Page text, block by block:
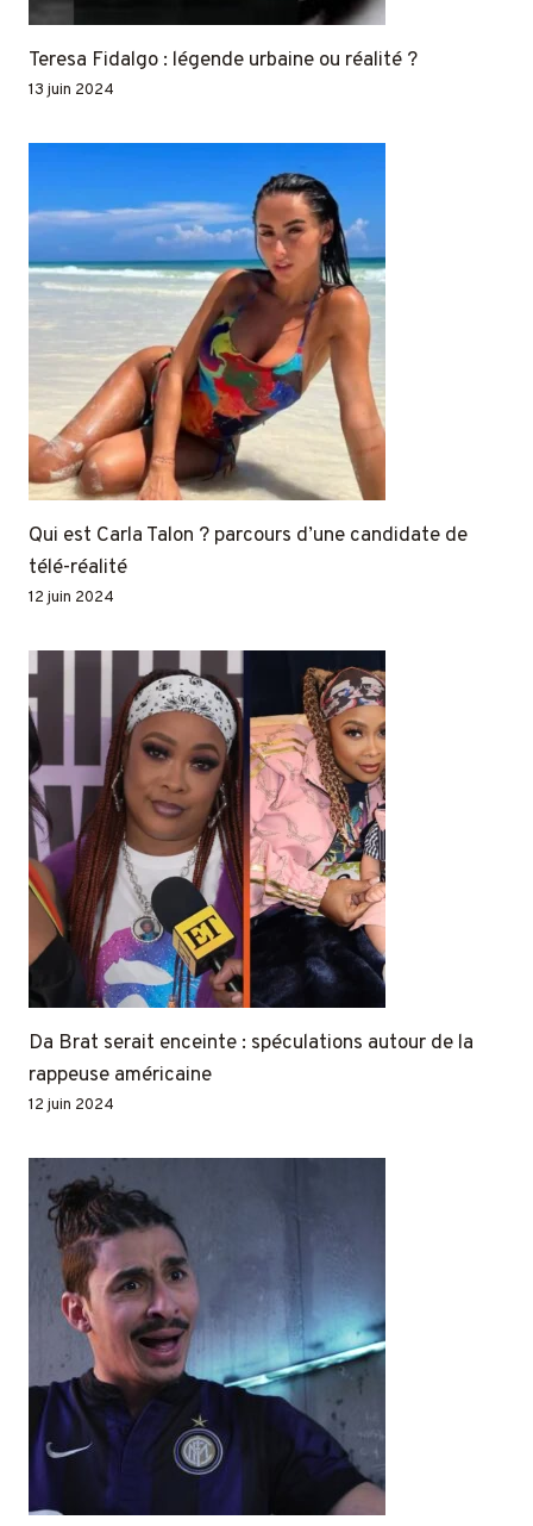
Teresa Fidalgo : légende urbaine ou réalité ?
13 juin 2024
Qui est Carla Talon ? parcours d’une candidate de
télé-réalité
12 juin 2024
Da Brat serait enceinte : spéculations autour de la
rappeuse américaine
12 juin 2024